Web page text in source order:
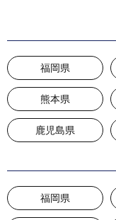
福岡県
熊本県
鹿児島県
福岡県